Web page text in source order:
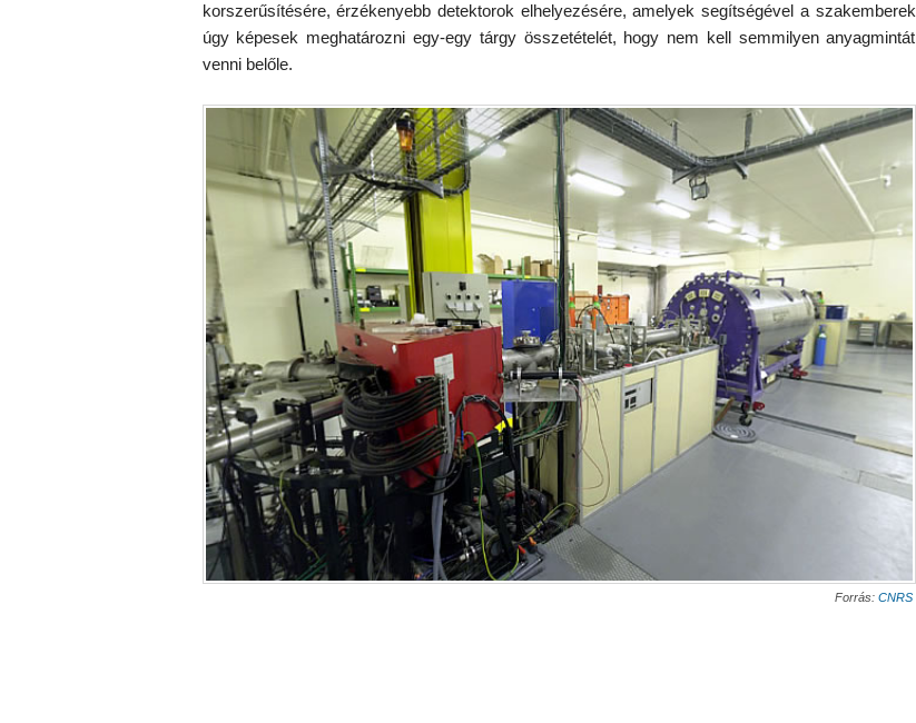
korszerűsítésére, érzékenyebb detektorok elhelyezésére, amelyek segítségével a szakemberek
úgy képesek meghatározni egy-egy tárgy összetételét, hogy nem kell semmilyen anyagmintát
venni belőle.
Forrás:CNRS